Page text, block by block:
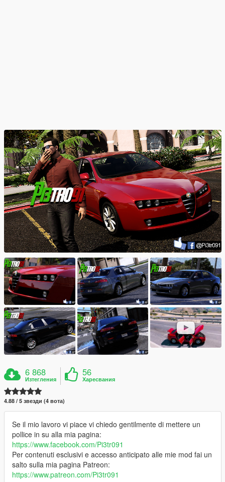
6 868
Изтегления
56
Харесвания
4.88 / 5 звезди (4 вота)
Se il mio lavoro vi piace vi chiedo gentilmente di mettere un
pollice in su alla mia pagina:
https://www.facebook.com/Pi3tr091
Per contenuti esclusivi e accesso anticipato alle mie mod fai un
salto sulla mia pagina Patreon:
https://www.patreon.com/Pi3tr091